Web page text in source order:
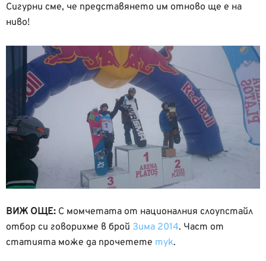
Сигурни сме, че представянето им отново ще е на
ниво!
ВИЖ ОЩЕ: С момчетата от националния слоупстайл
отбор си говорихме в брой Зима 2014. Част от
статията може да прочетете тук.